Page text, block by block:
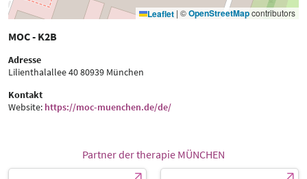
Leaflet | ©OpenStreetMapcontributors
MOC - K2B
Adresse
Lilienthalallee 4080939 München
Kontakt
Website: https://moc-muenchen.de/de/
Partner der therapie MÜNCHEN